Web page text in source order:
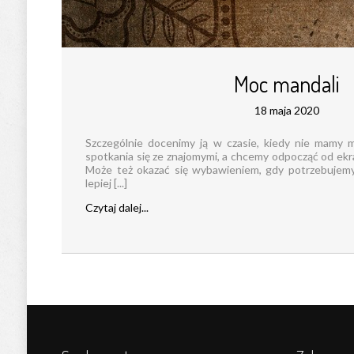
Moc mandali
18 maja 2020
Szczególnie docenimy ją w czasie, kiedy nie mamy
spotkania się ze znajomymi, a chcemy odpocząć od
Może też okazać się wybawieniem, gdy
lepiej [...]
Czytaj dalej...